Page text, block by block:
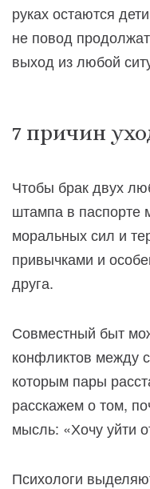
руках остаются
не повод
выход из любой
7 причин
Чтобы брак двух
штампа в паспорте
моральных сил и
привычками и
друга.
Совместный быт
конфликтов между
которым пары
расскажем о том,
мысль: «Хочу уйти
Психологи